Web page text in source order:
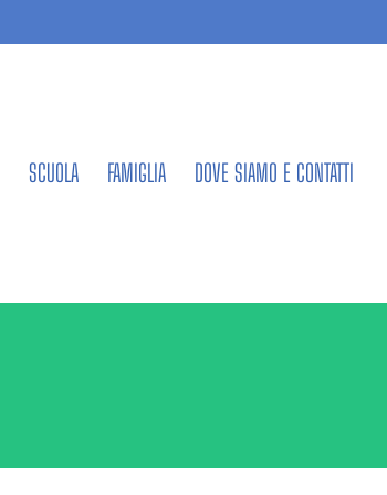
SCUOLA FAMIGLIA DOVE SIAMO E CONTATTI